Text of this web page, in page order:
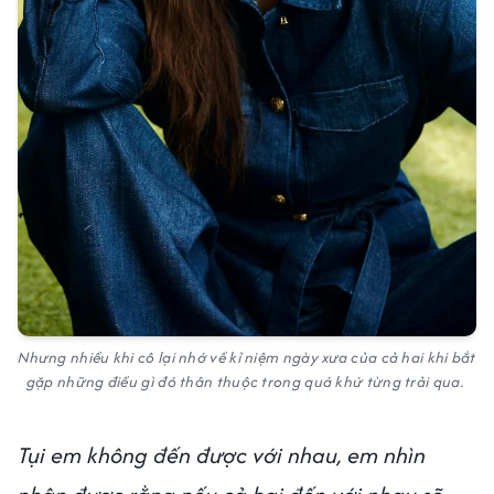
Nhưng nhiều khi cô lại nhớ về kỉ niệm ngày xưa của cả hai khi bắt
gặp những điều gì đó thân thuộc trong quá khứ từng trải qua.
Tụi em không đến được với nhau, em nhìn